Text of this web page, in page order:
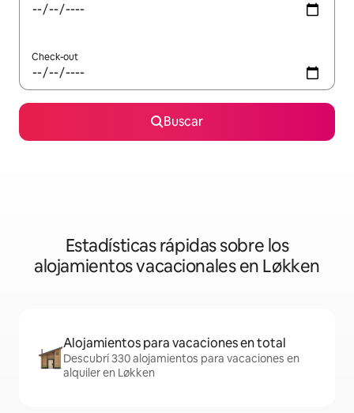
Check-out
Buscar
Estadísticas rápidas sobre los
alojamientos vacacionales en Løkken
Alojamientos para vacaciones en total
Descubrí 330 alojamientos para vacaciones en
alquiler en Løkken